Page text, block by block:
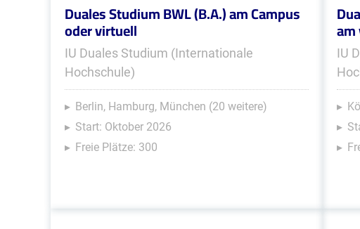
Duales Studium BWL (B.A.) am Campus
oder virtuell
IU Duales Studium (Internationale
Hochschule)
Berlin, Hamburg, München (20 weitere)
Start: Oktober 2026
Freie Plätze: 300
IU